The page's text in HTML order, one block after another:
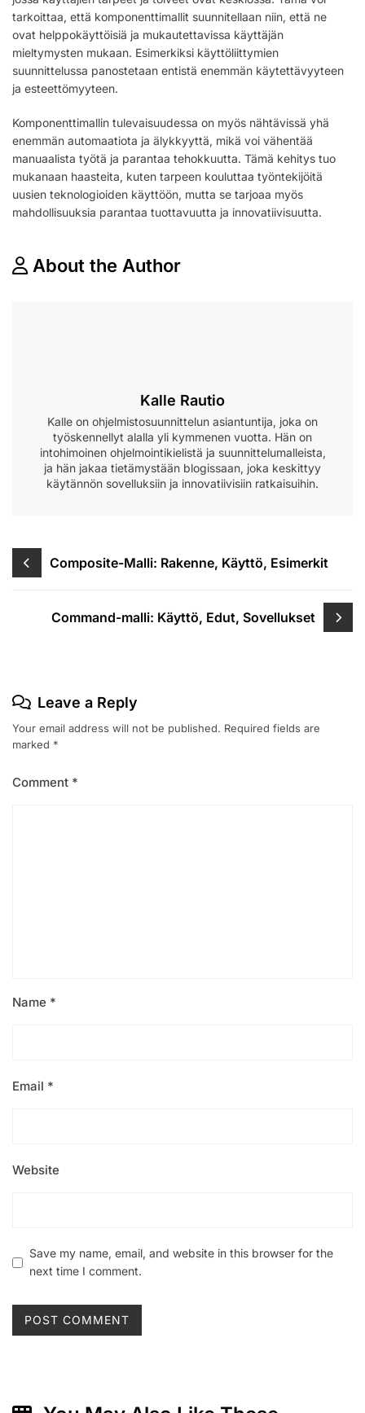
tarkoittaa, että komponenttimallit suunnitellaan niin, että ne
ovat helppokäyttöisiä ja mukautettavissa käyttäjän
mieltymysten mukaan. Esimerkiksi käyttöliittymien
suunnittelussa panostetaan entistä enemmän käytettävyyteen
ja esteettömyyteen.
Komponenttimallin tulevaisuudessa on myös nähtävissä yhä
enemmän automaatiota ja älykkyyttä, mikä voi vähentää
manuaalista työtä ja parantaa tehokkuutta. Tämä kehitys tuo
mukanaan haasteita, kuten tarpeen kouluttaa työntekijöitä
uusien teknologioiden käyttöön, mutta se tarjoaa myös
mahdollisuuksia parantaa tuottavuutta ja innovatiivisuutta.
About the Author
Kalle Rautio
Kalle on ohjelmistosuunnittelun asiantuntija, joka on
työskennellyt alalla yli kymmenen vuotta. Hän on
intohimoinen ohjelmointikielistä ja suunnittelumalleista,
ja hän jakaa tietämystään blogissaan, joka keskittyy
käytännön sovelluksiin ja innovatiivisiin ratkaisuihin.
Post
navigation
Composite-Malli: Rakenne, Käyttö, Esimerkit
Command-malli: Käyttö, Edut, Sovellukset
Leave a Reply
Your email address will not be published. Required fields are
marked *
Comment *
Name *
Email *
Website
Save my name, email, and website in this browser for the
next time I comment.